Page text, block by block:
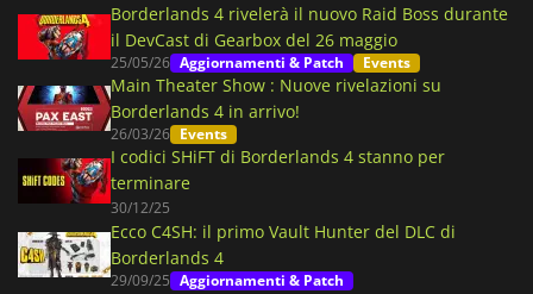
Borderlands 4 rivelerà il nuovo Raid Boss durante
il DevCast di Gearbox del 26 maggio
25/05/26 Aggiornamenti & Patch Events
Main Theater Show : Nuove rivelazioni su
Borderlands 4 in arrivo!
26/03/26 Events
I codici SHiFT di Borderlands 4 stanno per
terminare
30/12/25
Ecco C4SH: il primo Vault Hunter del DLC di
Borderlands 4
29/09/25 Aggiornamenti & Patch